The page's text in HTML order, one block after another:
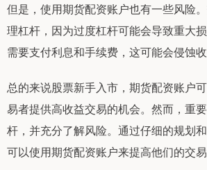
但是，使用期货配资账户也有一些风险
理杠杆，因为过度杠杆可能会导致重大
需要支付利息和手续费，这可能会侵蚀收
总的来说股票新手入市，期货配资账户
易者提供高收益交易的机会。然而，重
杆，并充分了解风险。通过仔细的规划
可以使用期货配资账户来提高他们的交易